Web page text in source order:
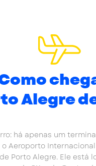
Alegre
há apenas um
Aeroporto
Porto Alegre. Ele está